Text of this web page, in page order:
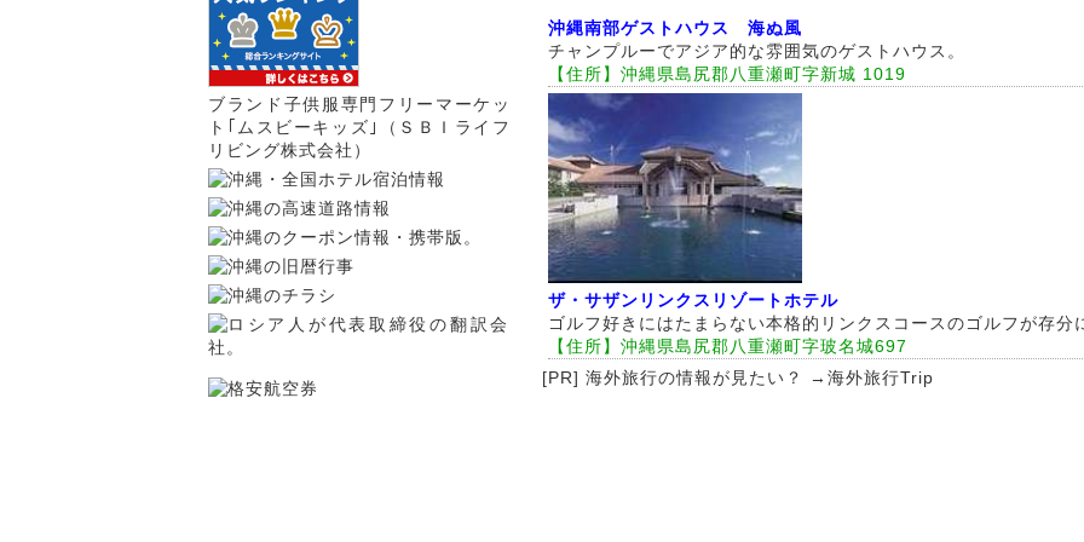
ブランド子供服専門フリーマーケッ
ト｢ムスビーキッズ｣（ＳＢＩライフ
リビング株式会社）
沖縄南部ゲストハウス 海ぬ風
チャンプルーでアジア的な雰囲気のゲストハウス。
【住所】沖縄県島尻郡八重瀬町字新城 1019
ザ・サザンリンクスリゾートホテル
ゴルフ好きにはたまらない本格的リンクスコースのゴルフが存分
【住所】沖縄県島尻郡八重瀬町字玻名城697
[PR] 海外旅行の情報が見たい？ → 海外旅行Trip